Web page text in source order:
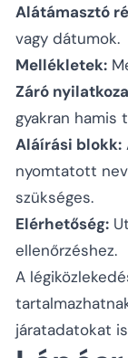
Alátámasztó
vagy dátumok.
Mellékletek:
Záró
gyakran hamis
Aláírási blokk:
nyomtatott
szükséges.
Elérhetőség:
ellenőrzéshez.
A
járatadatokat